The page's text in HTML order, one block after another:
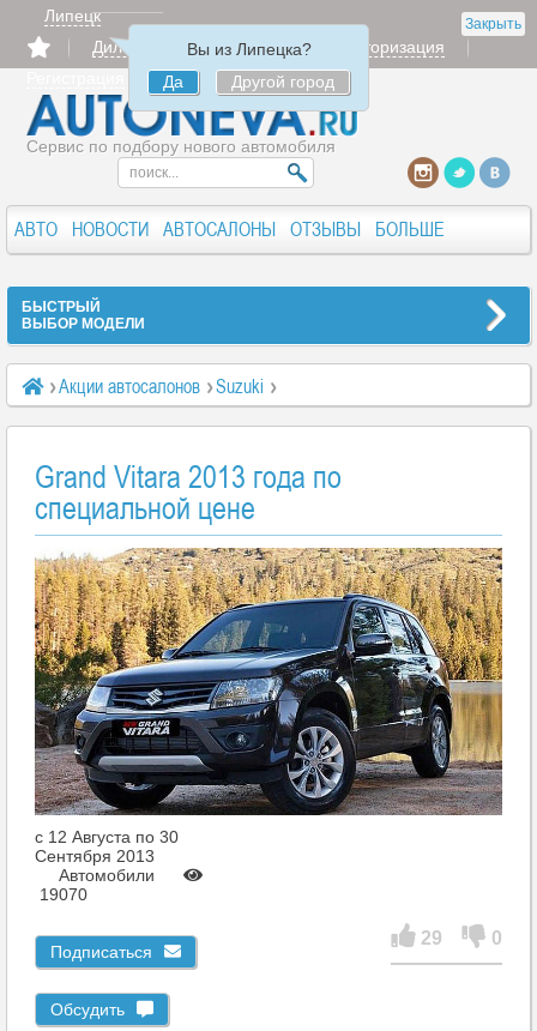
Закрыть
Липецк
Вы из Липецка?
Да
Другой город
Дилерам Продать
Авторизация
Сервис по подбору нового автомобиля
АВТО НОВОСТИ АВТОСАЛОНЫ ОТЗЫВЫ БОЛЬШЕ
БЫСТРЫЙ
ВЫБОР МОДЕЛИ
Акции автосалонов Suzuki
Grand Vitara 2013 года по специальной цене
Grand Vitara 2013 года по
специальной цене
c 12 Августа по 30
Сентября 2013
Автомобили
19070
Подписаться
Обсудить
29 0